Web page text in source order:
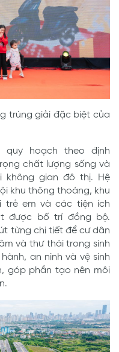
trúng giải đặc biệt của
quy hoạch theo định
chất lượng sống và
không gian đô thị. Hệ
khu thông thoáng, khu
trẻ em và các tiện ích
được bố trí đồng bộ.
từng chi tiết để cư dân
và thư thái trong sinh
an ninh và vệ sinh
góp phần tạo nên môi